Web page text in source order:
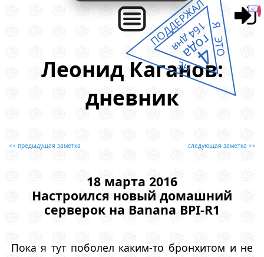
Леонид Каганов:
дневник
<< предыдущая заметка следующая заметка >>
18 марта 2016
Настроился новый домашний
серверок на Bananа BPI-R1
Пока я тут поболел каким-то бронхитом и не
Я ЭТО
НЕ
ПОДДЕРЖАЛ
4
года
164 дня